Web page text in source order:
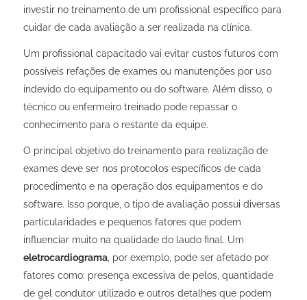
investir no treinamento de um profissional específico para
cuidar de cada avaliação a ser realizada na clínica.
Um profissional capacitado vai evitar custos futuros com
possíveis refações de exames ou manutenções por uso
indevido do equipamento ou do software. Além disso, o
técnico ou enfermeiro treinado pode repassar o
conhecimento para o restante da equipe.
O principal objetivo do treinamento para realização de
examesdeve ser nos protocolos específicos de cada
procedimento e na operação dos equipamentos e do
software. Isso porque, o tipo de avaliação possui diversas
particularidades e pequenos fatores que podem
influenciar muito na qualidade do laudo final. Um
eletrocardiograma, por exemplo, pode ser afetado por
fatores como: presença excessiva de pelos, quantidade
de gel condutor utilizado e outros detalhes que podem